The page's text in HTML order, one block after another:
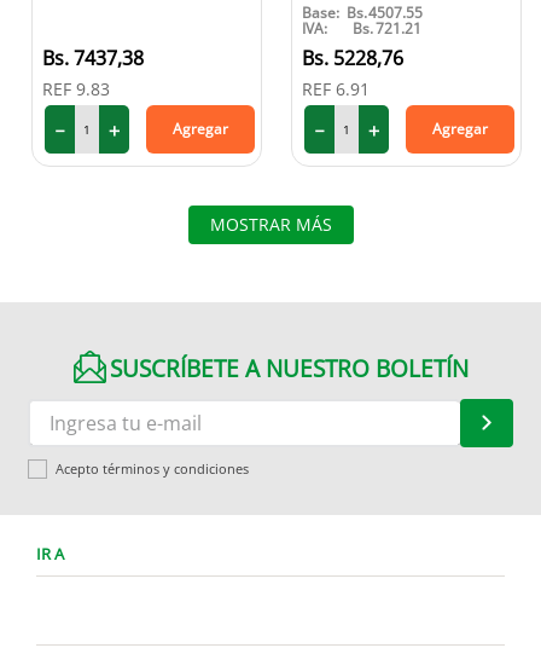
7437,38
REF 9.83
＋
－ Agregar
Base: Bs.4507.55
IVA: Bs.721.21
5228,76
REF 6.91
＋
－ Agregar
MOSTRAR MÁS
SUSCRÍBETE A NUESTRO BOLETÍN
Acepto términos y condiciones
IR A